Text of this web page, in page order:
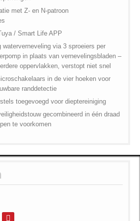
met Z- en N-patroon
/ Smart Life APP
waterverneveling via 3 sproeiers per
in plaats van vernevelingsbladen –
oppervlakken, verstopt niet snel
in de vier hoeken voor
randdetectie
toegevoegd voor dieptereiniging
gecombineerd in één draad
te voorkomen